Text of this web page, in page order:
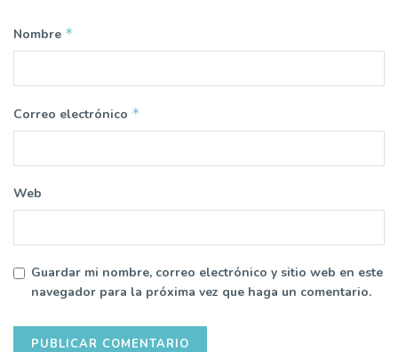
Nombre *
Correo electrónico *
Web
Guardar mi nombre, correo electrónico y sitio web en este
navegador para la próxima vez que haga un comentario.